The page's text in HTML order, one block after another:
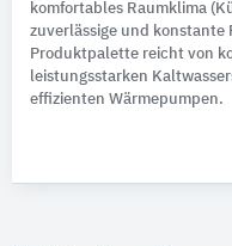
komfortables Raumklima
zuverlässige und konstante
Produktpalette reicht von
leistungsstarken
effizienten Wärmepumpen.